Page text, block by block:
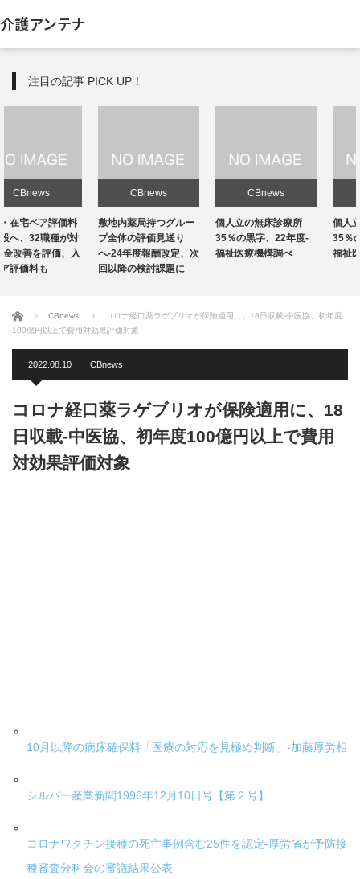
介護アンテナ
注目の記事 PICK UP！
CBnews
敷地内薬局持つグルー
プ全体の評価見送り
へ-24年度報酬改定、次
回以降の検討課題に
CBnews
個人立の無床診療所
35％の黒字、22年度-
福祉医療機構調べ
CBnews
個人立の無床診療所
35％の黒字、22年度-
福祉医療機構調べ
ホーム CBnews
コロナ経口薬ラゲブリオが保険適用に、18日収載-中医協、初年度
100億円以上で費用対効果評価対象
2022.08.10 CBnews
コロナ経口薬ラゲブリオが保険適用に、18
日収載-中医協、初年度100億円以上で費用
対効果評価対象
10月以降の病床確保料「医療の対応を見極め判断」-加藤厚労相
シルバー産業新聞1996年12月10日号【第２号】
コロナワクチン接種の死亡事例含む25件を認定-厚労省が予防接
種審査分科会の審議結果公表